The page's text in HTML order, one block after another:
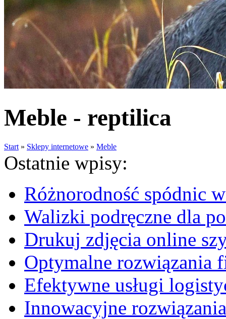
Meble - reptilica
Start » Sklepy internetowe » Meble
Ostatnie wpisy:
Różnorodność spódnic
Walizki podręczne dla
Drukuj zdjęcia online
Optymalne rozwiązania
Efektywne usługi
Innowacyjne